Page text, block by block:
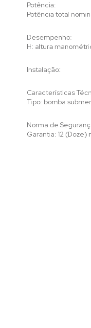
Potência:
Potência total
Desempenho:
H: altura
Instalação:
Características
Tipo: bomba
Norma de
Garantia: 12